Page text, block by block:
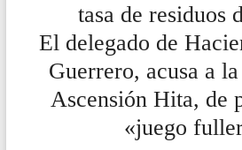
tasa de residuos
El delegado de
Guerrero, acusa a
Ascensión Hita, de
«juego